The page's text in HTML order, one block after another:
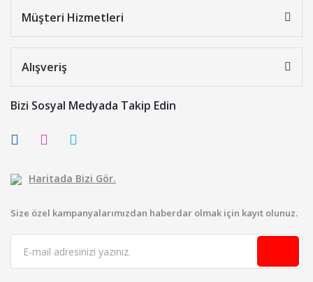
Müşteri Hizmetleri
Alışveriş
Bizi Sosyal Medyada Takip Edin
Haritada Bizi Gör.
Size özel kampanyalarımızdan haberdar olmak için kayıt olunuz.